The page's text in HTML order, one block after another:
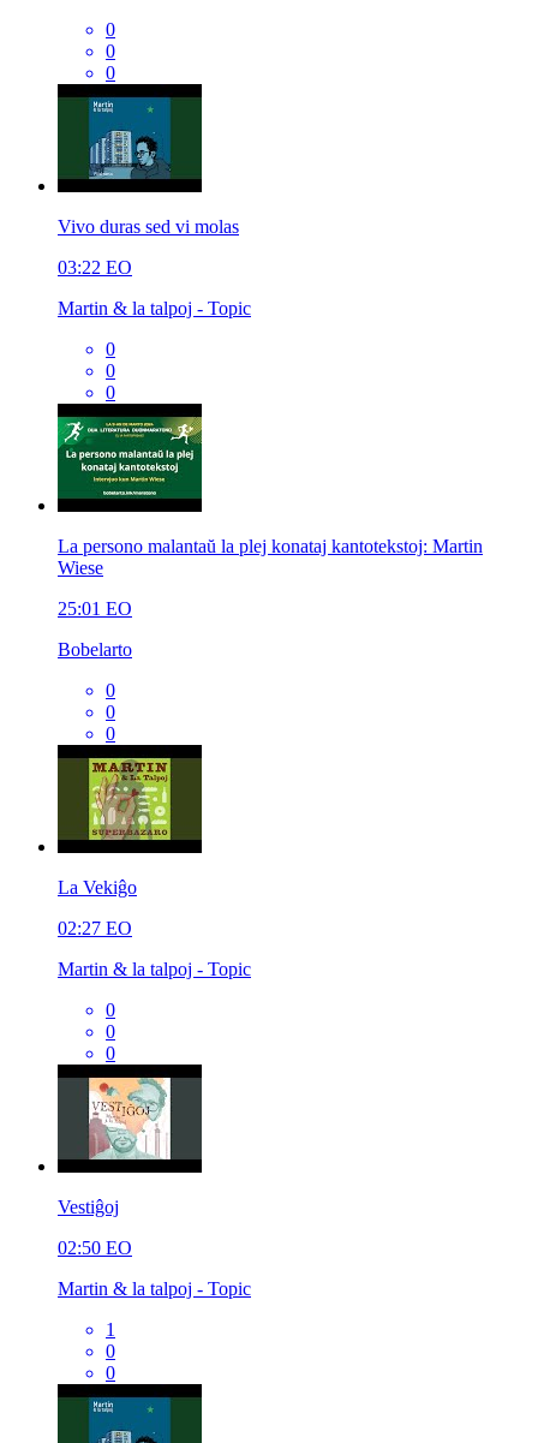
0
0
0
Vivo duras sed vi molas
03:22 EO
Martin & la talpoj - Topic
0
0
0
La persono malantaŭ la plej konataj kantotekstoj: Martin
Wiese
25:01 EO
Bobelarto
0
0
0
La Vekiĝo
02:27 EO
Martin & la talpoj - Topic
0
0
0
Vestiĝoj
02:50 EO
Martin & la talpoj - Topic
1
0
0